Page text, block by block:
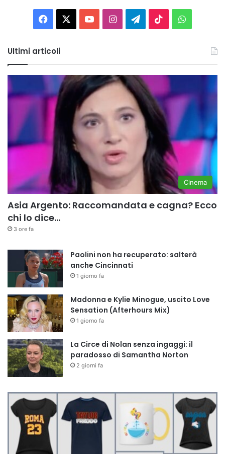
Facebook You InstagramTelegram
TikTok
Ultimi articoli
Cinema
Asia Argento: Raccomandata e cagna? Ecco
chi lo dice…
3 ore fa
Paolini non ha recuperato: salterà
anche Cincinnati
1 giorno fa
Madonna e Kylie Minogue, uscito Love
Sensation (Afterhours Mix)
1 giorno fa
La Circe di Nolan senza ingaggi: il
paradosso di Samantha Norton
2 giorni fa